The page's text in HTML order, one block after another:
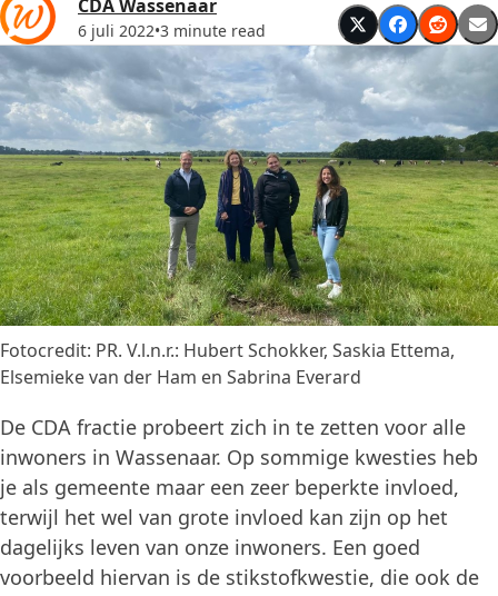
CDA Wassenaar
6 juli 2022•3 minute read
Fotocredit: PR. V.l.n.r.: Hubert Schokker, Saskia Ettema,
Elsemieke van der Ham en Sabrina Everard
De CDA fractie probeert zich in te zetten voor alle
inwoners in Wassenaar. Op sommige kwesties heb
je als gemeente maar een zeer beperkte invloed,
terwijl het wel van grote invloed kan zijn op het
dagelijks leven van onze inwoners. Een goed
voorbeeld hiervan is de stikstofkwestie, die ook de